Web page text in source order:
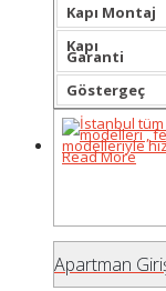
Kapı Montaj
Kapı
Garanti
Göstergeç
Read More
Apartman